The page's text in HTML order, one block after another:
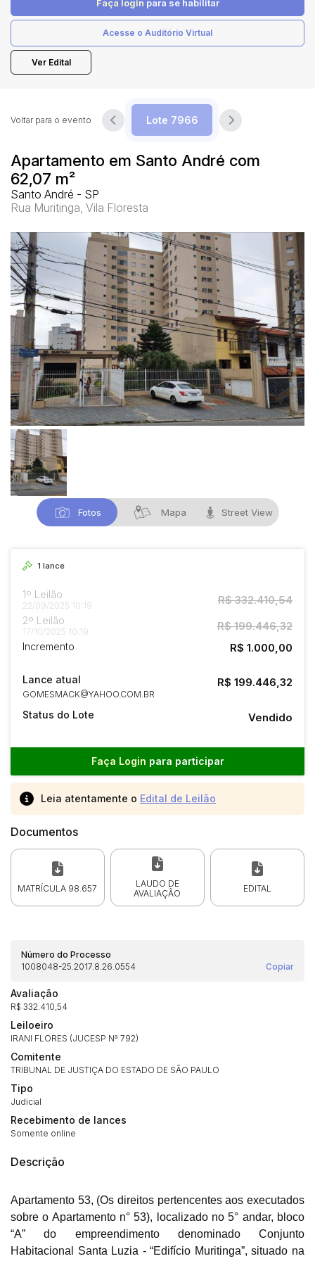
Faça login para se habilitar
Acesse o Auditório Virtual
Ver Edital
Apartamento em Santo André com
62,07 m²
Santo André - SP
Rua Muritinga, Vila Floresta
Voltar para o evento
Fotos Mapa Street View
1 lance
1º Leilão
22/09/2025 10:19 R$ 332.410,54
2º Leilão
17/10/2025 10:19 R$ 199.446,32
Incremento R$ 1.000,00
Lance atual
GOMESMACK@YAHOO.COM.BR
R$ 199.446,32
Status do Lote Vendido
Faça Login para participar
Leia atentamente o Edital de Leilão
Documentos
MATRÍCULA 98.657
LAUDO DE
AVALIAÇÃO
EDITAL
Número do Processo
1008048-25.2017.8.26.0554
Copiar
Avaliação
R$ 332.410,54
Leiloeiro
IRANI FLORES (JUCESP Nª 792)
Comitente
TRIBUNAL DE JUSTIÇA DO ESTADO DE SÃO PAULO
Tipo
Judicial
Recebimento de lances
Somente online
Descrição
Apartamento 53, (Os direitos pertencentes aos executados
sobre o Apartamento n° 53), localizado no 5° andar, bloco
“A” do empreendimento denominado Conjunto
Habitacional Santa Luzia - “Edifício Muritinga”, situado na